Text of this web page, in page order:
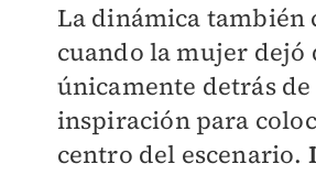
La dinámica también
cuando la mujer dejó
únicamente detrás
inspiración para
centro del escenario.